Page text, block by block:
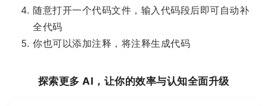
随意打开一个代码文件，输入代码段后即可自动补
全代码
你也可以添加注释，将注释生成代码
探索更多 AI，让你的效率与认知全面升级